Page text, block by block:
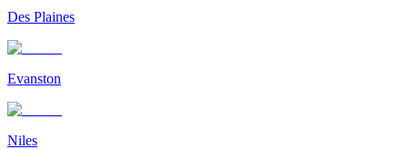
Des Plaines
Evanston
Niles